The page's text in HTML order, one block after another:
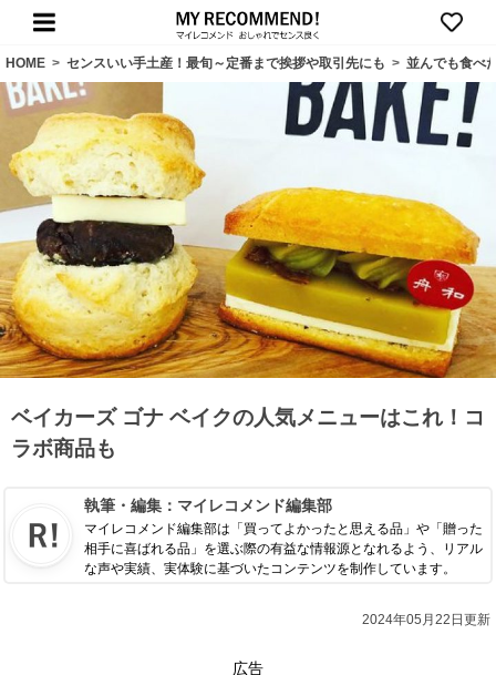
HOME > センスいい手土産！最旬～定番まで挨拶や取引先にも > 並んでも食べ
ベイカーズ ゴナ ベイクの人気メニューはこれ！コ
ラボ商品も
執筆・編集： マイレコメンド編集部
マイレコメンド編集部は「買ってよかったと思える品」や「贈った
相手に喜ばれる品」を選ぶ際の有益な情報源となれるよう、リアル
な声や実績、実体験に基づいたコンテンツを制作しています。
2024年05月22日更新
広告